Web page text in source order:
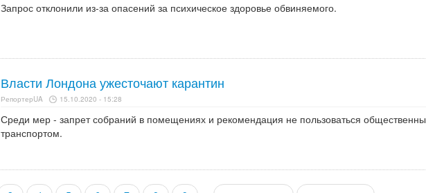
Запрос отклонили из-за опасений за психическое здоровье обвиняемого.
Власти Лондона ужесточают карантин
РепортерUA 15.10.2020 - 15:28
Среди мер - запрет собраний в помещениях и рекомендация не пользоваться
транспортом.